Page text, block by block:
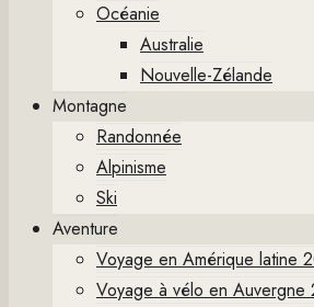
Océanie
Australie
Nouvelle-Zélande
Montagne
Randonnée
Alpinisme
Ski
Aventure
Voyage en Amérique latine
Voyage à vélo en Auvergne